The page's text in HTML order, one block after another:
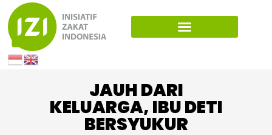
JAUH DARI
KELUARGA, IBU DETI
BERSYUKUR